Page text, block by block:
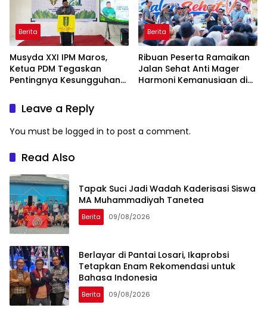
Berita
Musyda XXI IPM Maros,
Ketua PDM Tegaskan
Pentingnya Kesungguhan
Berita
Ribuan Peserta Ramaikan
Jalan Sehat Anti Mager
Harmoni Kemanusiaan di
Leave a Reply
You must be logged in to post a comment.
Read Also
Tapak Suci Jadi Wadah Kaderisasi Siswa
MA Muhammadiyah Tanetea
Berita 09/08/2026
Berlayar di Pantai Losari, Ikaprobsi
Tetapkan Enam Rekomendasi untuk
Bahasa Indonesia
Berita 09/08/2026